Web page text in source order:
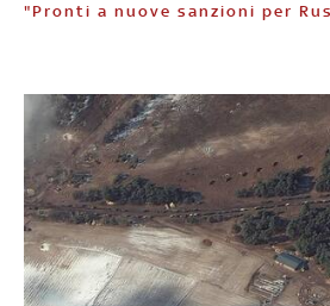
"Pronti a nuove sanzioni per